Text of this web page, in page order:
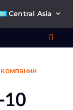
Central Asia
10